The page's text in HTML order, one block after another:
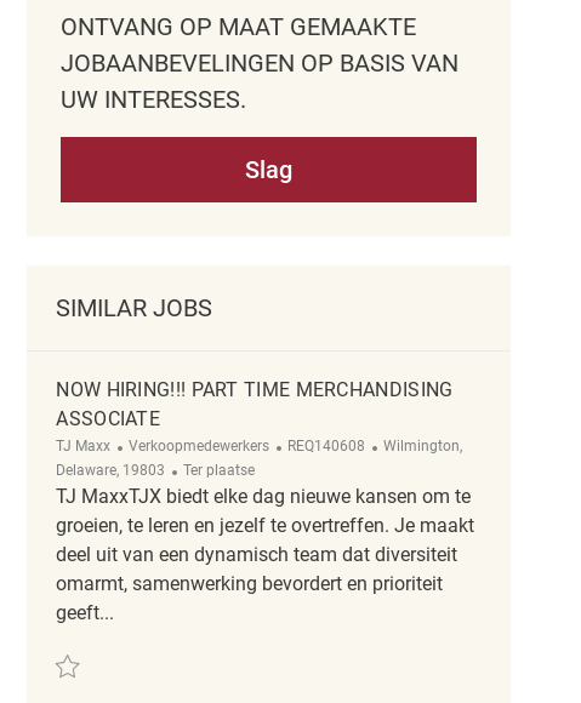
ONTVANG OP MAAT GEMAAKTE
JOBAANBEVELINGEN OP BASIS VAN
UW INTERESSES.
Slag
SIMILAR JOBS
NOW HIRING!!! PART TIME MERCHANDISING
ASSOCIATE
TJ Maxx Categorie
Verkoopmedewerkers ReqId
REQ140608 Plaats
Wilmington,
Delaware, 19803
Afgelegen
Ter plaatse
TJ MaxxTJX biedt elke dag nieuwe kansen om te
groeien, te leren en jezelf te overtreffen. Je maakt
deel uit van een dynamisch team dat diversiteit
omarmt, samenwerking bevordert en prioriteit
geeft...
Redden NOW HIRING!!! PART TIME MERCHANDISING ASSOCIATE